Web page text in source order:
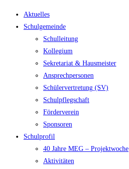
Aktuelles
Schulgemeinde
Schulleitung
Kollegium
Sekretariat & Hausmeister
Ansprechpersonen
Schülervertretung (SV)
Schulpflegschaft
Förderverein
Sponsoren
Schulprofil
40 Jahre MEG – Projektwoche
Aktivitäten